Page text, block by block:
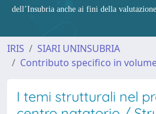
dell’Insubria anche ai fini della
IRIS
SIARI UNINSUBRIA
Contributo specifico in
I temi strutturali nel